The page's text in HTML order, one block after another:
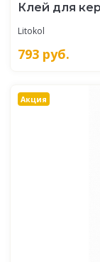
Клей для
Litokol
793 руб.
Акция